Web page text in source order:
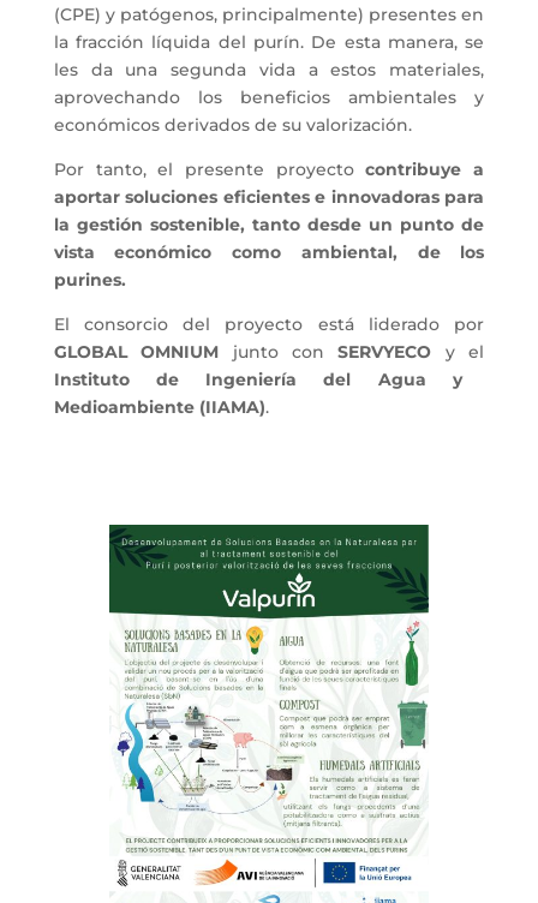
(CPE) y patógenos, principalmente) presentes en
la fracción líquida del purín. De esta manera, se
les da una segunda vida a estos materiales,
aprovechando los beneficios ambientales y
económicos derivados de su valorización.
Por tanto, el presente proyectocontribuye a
aportar soluciones eficientes e innovadoras para
la gestión sostenible, tanto desde un punto de
vista económico como ambiental, de los
purines.
El consorcio del proyecto está liderado por
GLOBAL OMNIUM junto conSERVYECO y el
Instituto de Ingeniería del Agua y
Medioambiente (IIAMA).